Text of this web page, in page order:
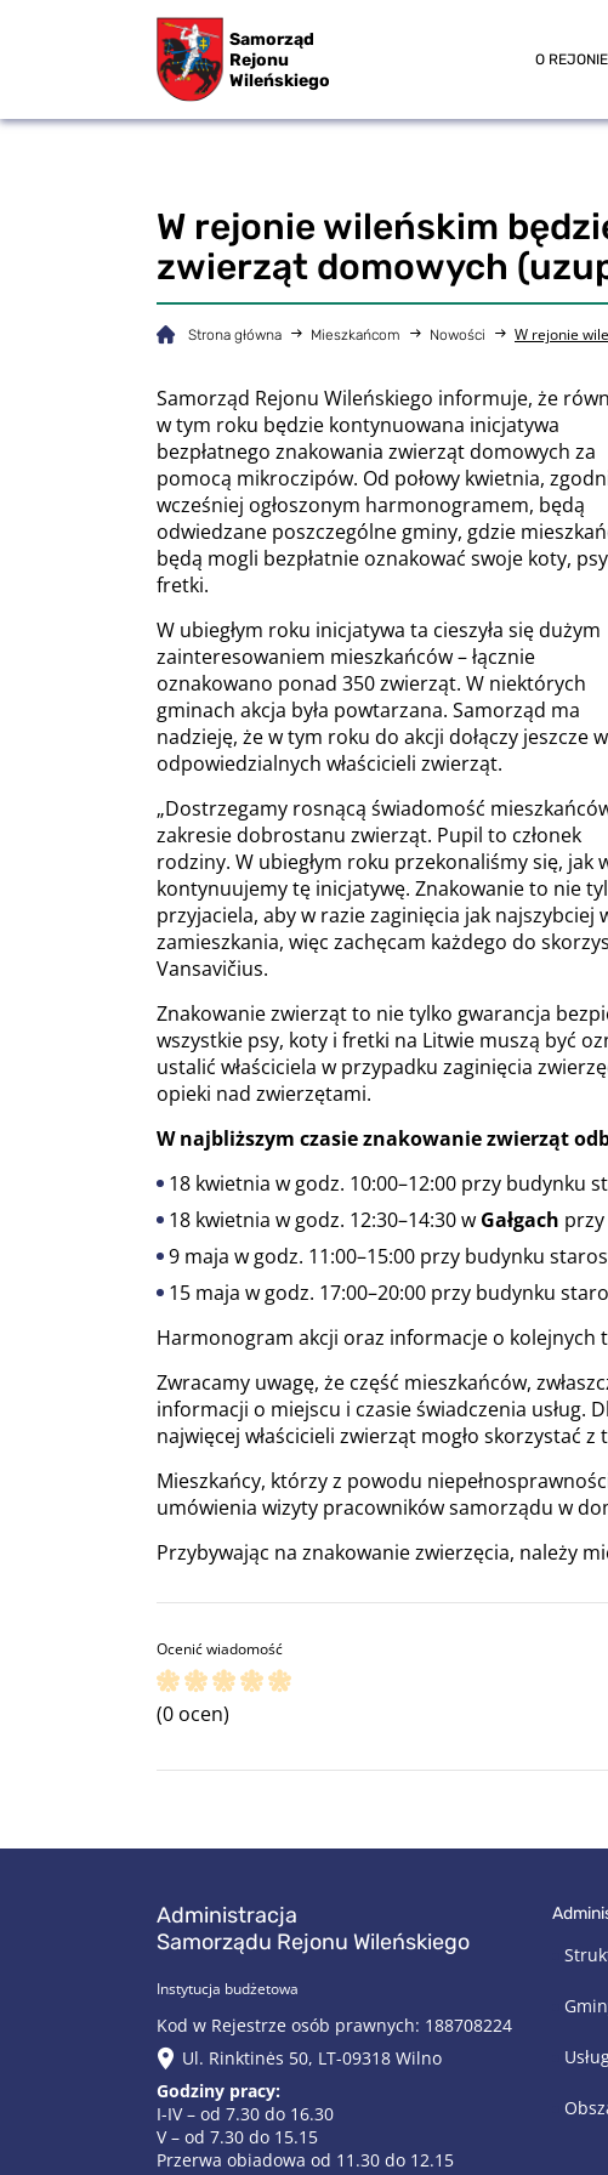
Samorząd
Rejonu
Wileńskiego
O REJONIE
W rejonie wileńskim
zwierząt domowych
Strona główna Mieszkańcom Nowości W rejonie
Samorząd Rejonu Wileńskiego informuje, że
w tym roku będzie kontynuowana inicjatywa
bezpłatnego znakowania zwierząt domowych za
pomocą mikroczipów. Od połowy kwietnia,
wcześniej ogłoszonym harmonogramem, będą
odwiedzane poszczególne gminy, gdzie
będą mogli bezpłatnie oznakować swoje koty,
fretki.
W ubiegłym roku inicjatywa ta cieszyła się dużym
zainteresowaniem mieszkańców – łącznie
oznakowano ponad 350 zwierząt. W niektórych
gminach akcja była powtarzana. Samorząd ma
nadzieję, że w tym roku do akcji dołączy jeszcze
odpowiedzialnych właścicieli zwierząt.
„Dostrzegamy rosnącą świadomość
zakresie dobrostanu zwierząt. Pupil to członek
rodziny. W ubiegłym roku przekonaliśmy się,
kontynuujemy tę inicjatywę. Znakowanie to nie
przyjaciela, aby w razie zaginięcia jak
zamieszkania, więc zachęcam każdego do
Vansavičius.
Znakowanie zwierząt to nie tylko gwarancja
wszystkie psy, koty i fretki na Litwie muszą być
ustalić właściciela w przypadku zaginięcia
opieki nad zwierzętami.
W najbliższym czasie znakowanie zwierząt
18 kwietnia w godz. 10:00–12:00 przy budynku
18 kwietnia w godz. 12:30–14:30 w Gałgach przy
9 maja w godz. 11:00–15:00 przy budynku
15 maja w godz. 17:00–20:00 przy budynku
Harmonogram akcji oraz informacje o kolejnych
Zwracamy uwagę, że część mieszkańców,
informacji o miejscu i czasie świadczenia usług.
najwięcej właścicieli zwierząt mogło skorzystać z
Mieszkańcy, którzy z powodu
umówienia wizyty pracowników samorządu w
Przybywając na znakowanie zwierzęcia, należy
Ocenić wiadomość
(0 ocen)
Administracja
Samorządu Rejonu Wileńskiego
Instytucja budżetowa
Kod w Rejestrze osób prawnych: 188708224
Ul. Rinktinės 50, LT-09318 Wilno
Godziny pracy:
I-IV – od 7.30 do 16.30
V – od 7.30 do 15.15
Przerwa obiadowa od 11.30 do 12.15